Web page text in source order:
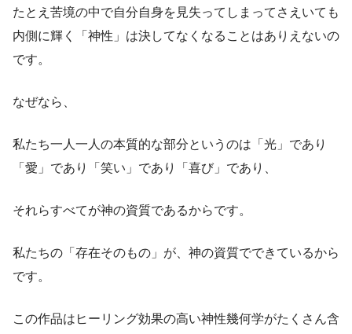
たとえ苦境の中で自分自身を見失ってしまってさえいても
内側に輝く「神性」は決してなくなることはありえないの
です。
なぜなら、
私たち一人一人の本質的な部分というのは「光」であり
「愛」であり「笑い」であり「喜び」であり、
それらすべてが神の資質であるからです。
私たちの「存在そのもの」が、神の資質でできているから
です。
この作品はヒーリング効果の高い神性幾何学がたくさん含